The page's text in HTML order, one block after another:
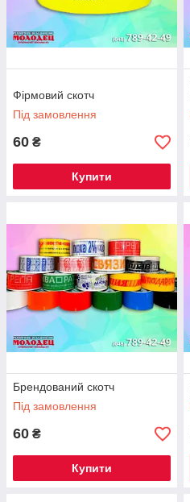
Фірмовий скотч
Під замовлення
60 ₴
Купити
Брендований скотч
Під замовлення
60 ₴
Купити